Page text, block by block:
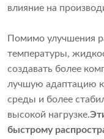
влияние на
Помимо улучшения
температуры,
создавать более
лучшую адаптацию
среды и более
высокой нагрузке.
быстрому